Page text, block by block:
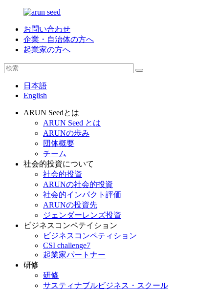
お問い合わせ
企業・自治体の方へ
起業家の方へ
日本語
English
ARUN Seedとは
ARUN Seed とは
ARUNの歩み
団体概要
チーム
社会的投資について
社会的投資
ARUNの社会的投資
社会的インパクト評価
ARUNの投資先
ジェンダーレンズ投資
ビジネスコンペテイション
ビジネスコンペティション
CSI challenge7
起業家パートナー
研修
研修
サスティナブルビジネス・スクール